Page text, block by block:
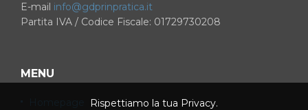
E-mail info@gdprinpratica.it
Partita IVA / Codice Fiscale: 01729730208
MENU
Rispettiamo la tua Privacy.